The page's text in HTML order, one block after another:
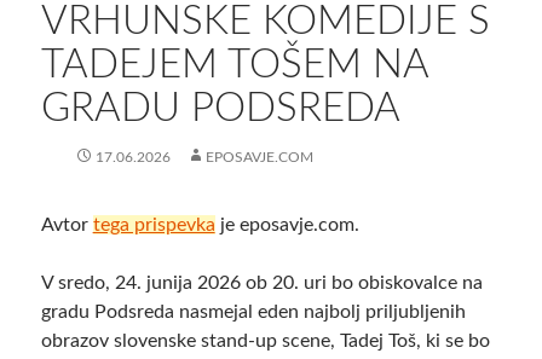
VRHUNSKE KOMEDIJE S
TADEJEM TOŠEM NA
GRADU PODSREDA
17.06.2026 EPOSAVJE.COM
Avtor tega prispevka je eposavje.com.
V sredo, 24. junija 2026 ob 20. uri bo obiskovalce na
gradu Podsreda nasmejal eden najbolj priljubljenih
obrazov slovenske stand-up scene, Tadej Toš, ki se bo